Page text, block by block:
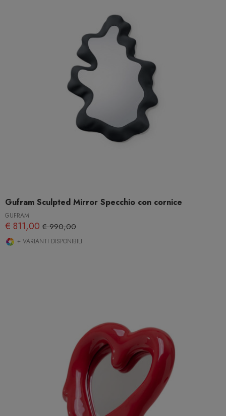
Gufram Sculpted Mirror Specchio con cornice
GUFRAM
€ 811,00 € 990,00
+ VARIANTI DISPONIBILI